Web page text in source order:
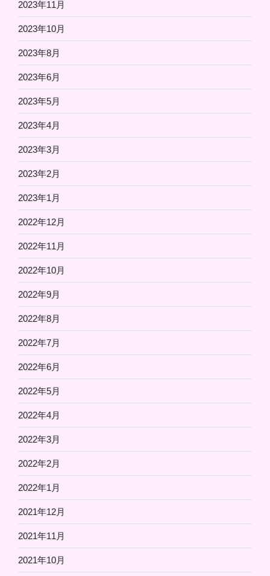
2023年11月
2023年10月
2023年8月
2023年6月
2023年5月
2023年4月
2023年3月
2023年2月
2023年1月
2022年12月
2022年11月
2022年10月
2022年9月
2022年8月
2022年7月
2022年6月
2022年5月
2022年4月
2022年3月
2022年2月
2022年1月
2021年12月
2021年11月
2021年10月